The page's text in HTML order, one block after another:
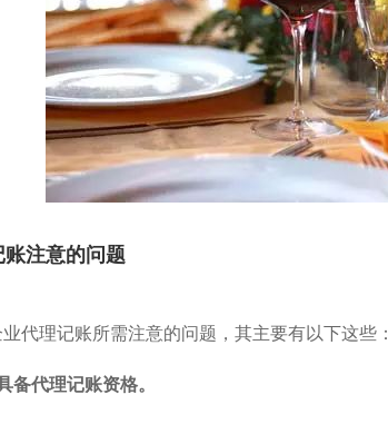
注意的问题
代理记账所需注意的问题，其主要有以下这些：
备代理记账资格。